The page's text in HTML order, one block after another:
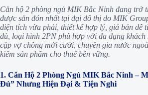
Căn hộ 2 phòng ngủ MIK Bắc Ninh đang trở
được săn đón nhất tại đại đô thị do MIK
diện tích vừa phải, thiết kế hợp lý, giá bán dễ
đủ, loại hình 2PN phù hợp với đa dạng
cặp vợ chồng mới cưới, chuyên gia nước
kiếm sản phẩm cho thuê bền vững.
1. Căn Hộ 2 Phòng Ngủ MIK Bắc Ninh –
Đủ” Nhưng Hiện Đại & Tiện Nghi